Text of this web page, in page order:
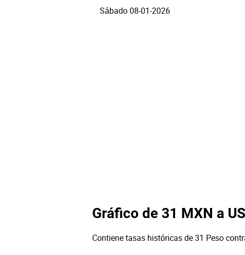
Sábado 08-01-2026
Gráfico de 31 MXN a
Contiene tasas históricas de 31 Peso